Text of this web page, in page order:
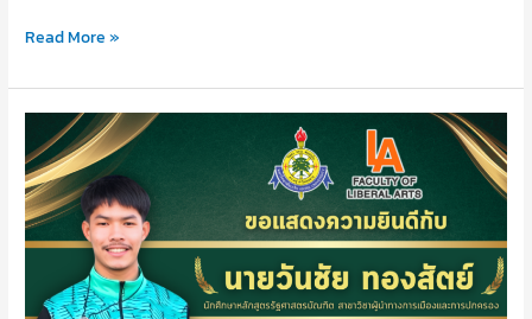
ระบบ”
ผู้นำ
ชุม
ชน
และ
อสม.
ใน
พื้นที่
ลาดหลุมแก้ว
Read More »
แสดง
ความ
ยินดี
กับ
ตัวแทน
นักกีฬา
จาก